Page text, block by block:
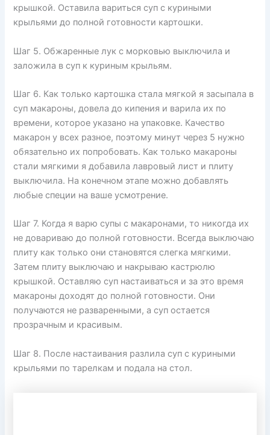
крышкой. Оставила вариться суп с куриными
крыльями до полной готовности картошки.
Шаг 5. Обжаренные лук с морковью выключила и
заложила в суп к куриным крыльям.
Шаг 6. Как только картошка стала мягкой я засыпала в
суп макароны, довела до кипения и варила их по
времени, которое указано на упаковке. Качество
макарон у всех разное, поэтому минут через 5 нужно
обязательно их попробовать. Как только макароны
стали мягкими я добавила лавровый лист и плиту
выключила. На конечном этапе можно добавлять
любые специи на ваше усмотрение.
Шаг 7. Когда я варю супы с макаронами, то никогда их
не довариваю до полной готовности. Всегда выключаю
плиту как только они становятся слегка мягкими.
Затем плиту выключаю и накрываю кастрюлю
крышкой. Оставляю суп настаиваться и за это время
макароны доходят до полной готовности. Они
получаются не разваренными, а суп остается
прозрачным и красивым.
Шаг 8. После настаивания разлила суп с куриными
крыльями по тарелкам и подала на стол.